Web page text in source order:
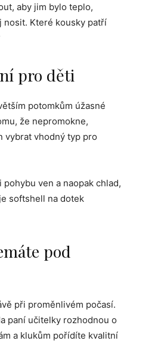
aby jim bylo teplo,
nosit. Které kousky patří
pro děti
potomkům úžasné
že nepromokne,
vybrat vhodný typ pro
ven a naopak chlad,
softshell na dotek
pod
při proměnlivém počasí.
paní učitelky rozhodnou o
a klukům pořídíte kvalitní